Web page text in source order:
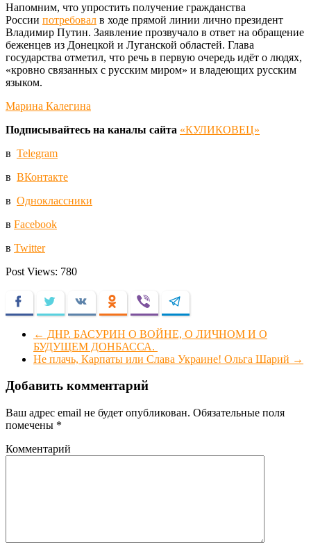
Напомним, что упростить получение гражданства
России потребовал в ходе прямой линии лично президент
Владимир Путин. Заявление прозвучало в ответ на обращение
беженцев из Донецкой и Луганской областей. Глава
государства отметил, что речь в первую очередь идёт о людях,
«кровно связанных с русским миром» и владеющих русским
языком.
Марина Калегина
Подписывайтесь на каналы сайта «КУЛИКОВЕЦ»
в Telegram
в ВКонтакте
в Одноклассники
в Facebook
в Twitter
Post Views: 780
FacebookTwitter VKontakteOdnoklassniki
Viber
← ​ДНР. БАСУРИН О ВОЙНЕ, О ЛИЧНОМ И О
БУДУЩЕМ ДОНБАССА.
Не плачь, Карпаты или Слава Украине! Ольга Шарий →
Добавить комментарий
Ваш адрес email не будет опубликован. Обязательные поля
помечены *
Комментарий